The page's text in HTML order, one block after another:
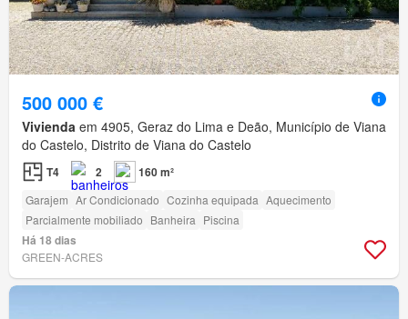
500 000 €
Vivienda em 4905, Geraz do Lima e Deão, Município de Viana
do Castelo, Distrito de Viana do Castelo
T4 2 160 m²
Garajem Ar Condicionado Cozinha equipada Aquecimento
Parcialmente mobiliado Banheira Piscina
Há 18 dias
GREEN-ACRES